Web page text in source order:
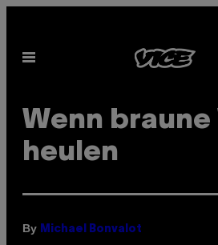
content
Open
Wenn braune
heulen
By Michael Bonvalot